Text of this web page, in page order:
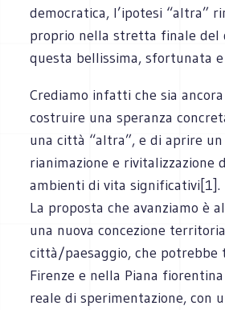
democratica, l’ipotesi “altra”
proprio nella stretta finale del
questa bellissima, sfortunata
Crediamo infatti che sia
costruire una speranza
una città “altra”, e di aprire un
rianimazione e rivitalizzazione
ambienti di vita significativi[1].
La proposta che avanziamo è
una nuova concezione
città/paesaggio, che potrebbe
Firenze e nella Piana
reale di sperimentazione, con